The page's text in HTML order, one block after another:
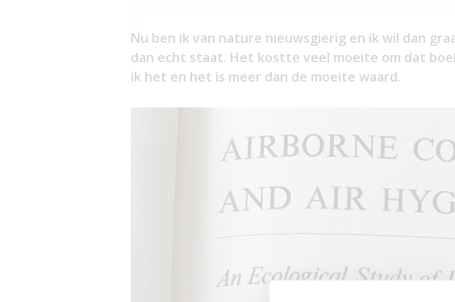
Nu ben ik van nature nieuwsgierig en ik wil dan
dan echt staat. Het kostte veel moeite om dat
ik het en het is meer dan de moeite waard.